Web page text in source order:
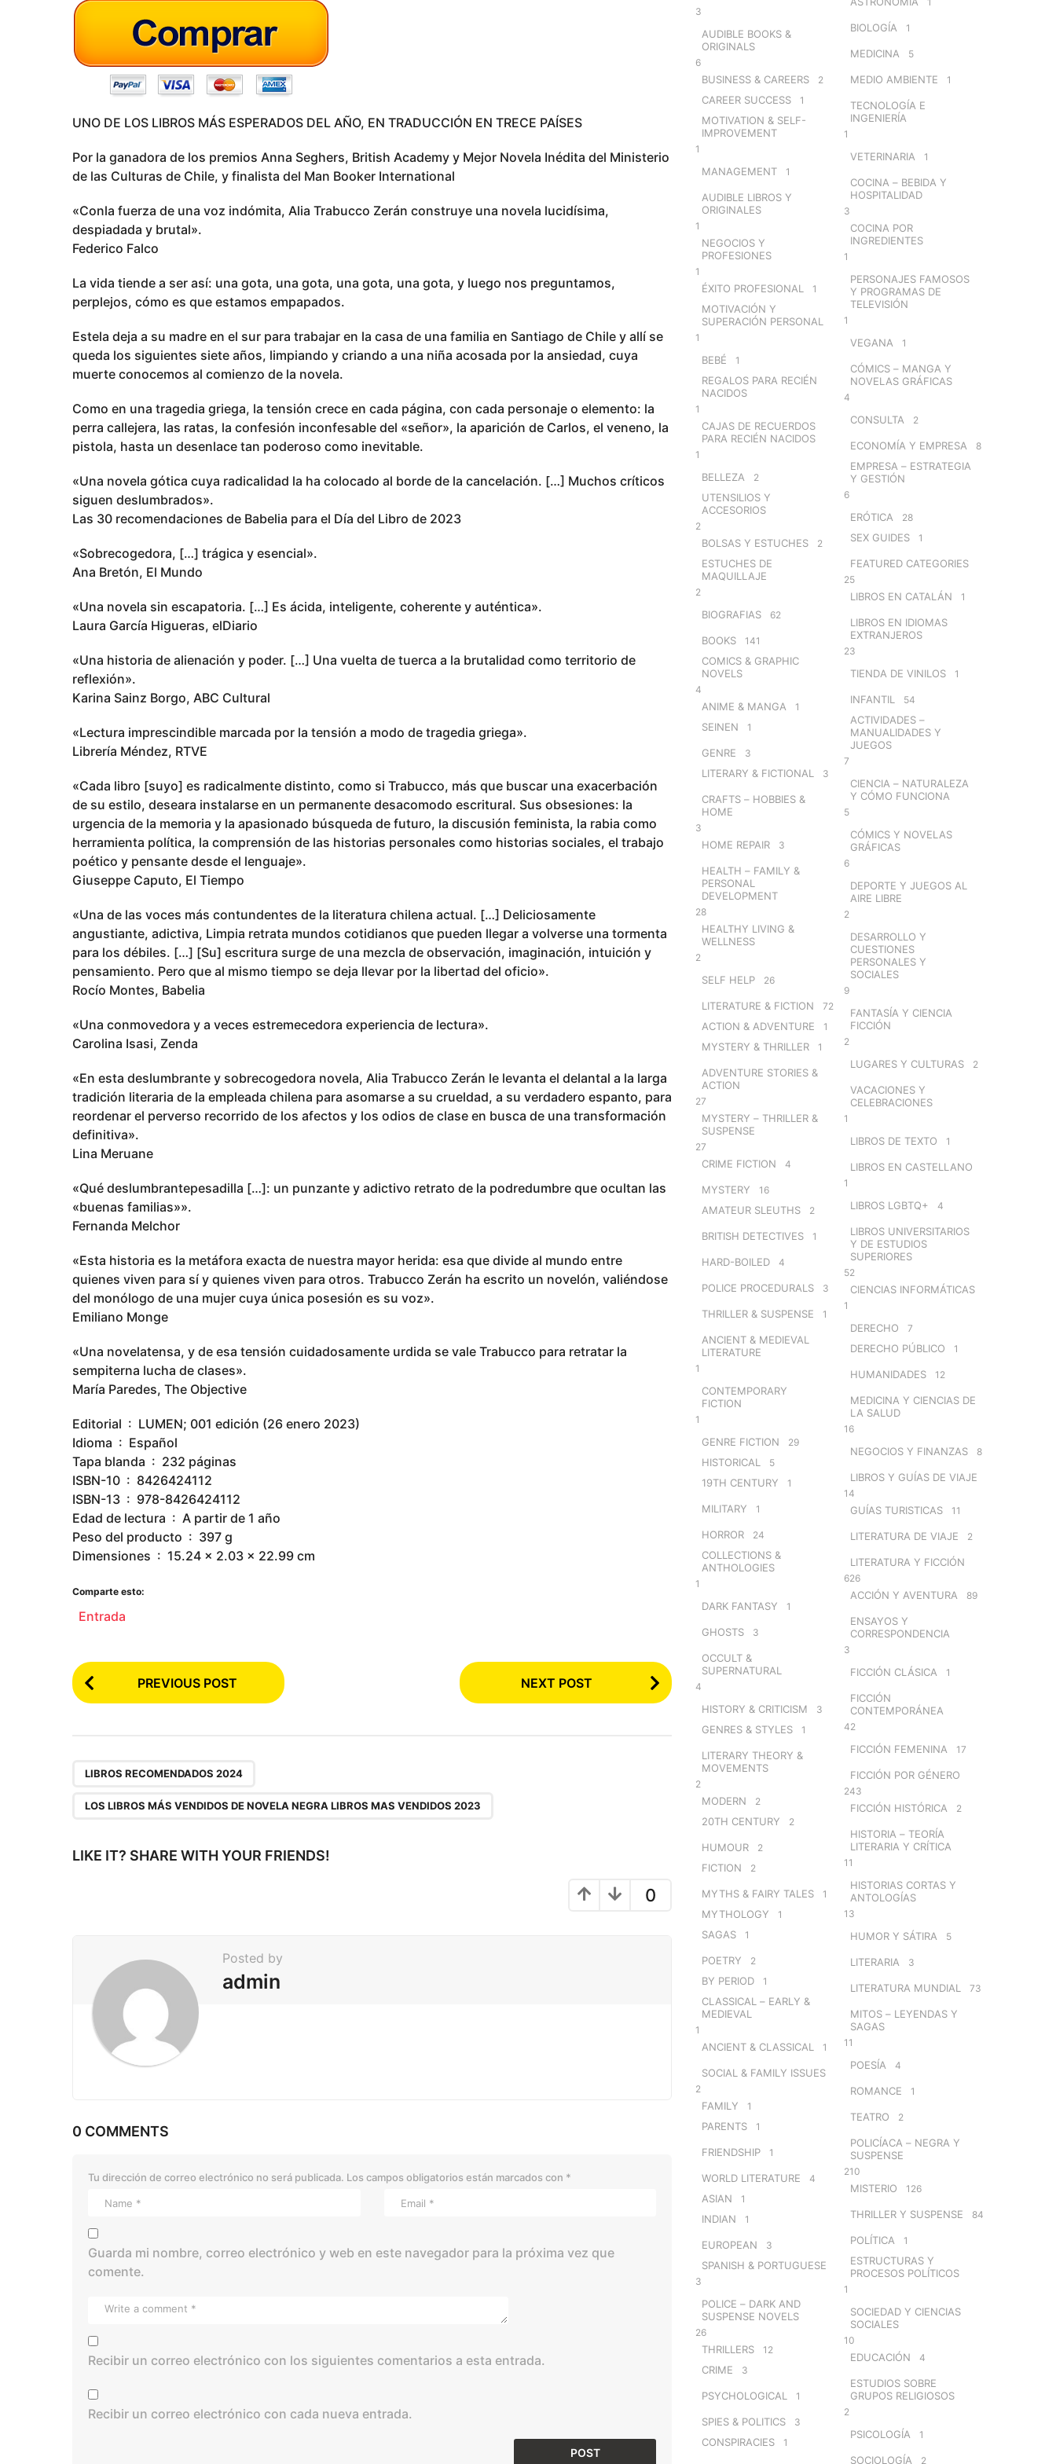
a
o
UNO DE LOS LIBROS MÁS ESPERADOS DEL AÑO, EN TRADUCCIÓN EN TRECE PAÍSES
Por la ganadora de los premios Anna Seghers, British Academy y Mejor Novela Inédita del Ministerio
de las Culturas de Chile, y finalista del Man Booker International
«Conla fuerza de una voz indómita, Alia Trabucco Zerán construye una novela lucidísima,
despiadada y brutal».
Federico Falco
La vida tiende a ser así: una gota, una gota, una gota, una gota, y luego nos preguntamos,
perplejos, cómo es que estamos empapados.
Estela deja a su madre en el sur para trabajar en la casa de una familia en Santiago de Chile y allí se
queda los siguientes siete años, limpiando y criando a una niña acosada por la ansiedad, cuya
muerte conocemos al comienzo de la novela.
Como en una tragedia griega, la tensión crece en cada página, con cada personaje o elemento: la
perra callejera, las ratas, la confesión inconfesable del «señor», la aparición de Carlos, el veneno, la
pistola, hasta un desenlace tan poderoso como inevitable.
«Una novela gótica cuya radicalidad la ha colocado al borde de la cancelación. […] Muchos críticos
siguen deslumbrados».
Las 30 recomendaciones de Babelia para el Día del Libro de 2023
«Sobrecogedora, […] trágica y esencial».
Ana Bretón, El Mundo
«Una novela sin escapatoria. […] Es ácida, inteligente, coherente y auténtica».
Laura García Higueras, elDiario
«Una historia de alienación y poder. […] Una vuelta de tuerca a la brutalidad como territorio de
reflexión».
Karina Sainz Borgo, ABC Cultural
«Lectura imprescindible marcada por la tensión a modo de tragedia griega».
Librería Méndez, RTVE
«Cada libro [suyo] es radicalmente distinto, como si Trabucco, más que buscar una exacerbación
de su estilo, deseara instalarse en un permanente desacomodo escritural. Sus obsesiones: la
urgencia de la memoria y la apasionado búsqueda de futuro, la discusión feminista, la rabia como
herramienta política, la comprensión de las historias personales como historias sociales, el trabajo
poético y pensante desde el lenguaje».
Giuseppe Caputo, El Tiempo
«Una de las voces más contundentes de la literatura chilena actual. […] Deliciosamente
angustiante, adictiva, Limpia retrata mundos cotidianos que pueden llegar a volverse una tormenta
para los débiles. […] [Su] escritura surge de una mezcla de observación, imaginación, intuición y
pensamiento. Pero que al mismo tiempo se deja llevar por la libertad del oficio».
Rocío Montes, Babelia
«Una conmovedora y a veces estremecedora experiencia de lectura».
Carolina Isasi, Zenda
«En esta deslumbrante y sobrecogedora novela, Alia Trabucco Zerán le levanta el delantal a la larga
tradición literaria de la empleada chilena para asomarse a su crueldad, a su verdadero espanto, para
reordenar el perverso recorrido de los afectos y los odios de clase en busca de una transformación
definitiva».
Lina Meruane
«Qué deslumbrantepesadilla […]: un punzante y adictivo retrato de la podredumbre que ocultan las
«buenas familias»».
Fernanda Melchor
«Esta historia es la metáfora exacta de nuestra mayor herida: esa que divide al mundo entre
quienes viven para sí y quienes viven para otros. Trabucco Zerán ha escrito un novelón, valiéndose
del monólogo de una mujer cuya única posesión es su voz».
Emiliano Monge
«Una novelatensa, y de esa tensión cuidadosamente urdida se vale Trabucco para retratar la
sempiterna lucha de clases».
María Paredes, The Objective
Editorial ‏ : ‎ LUMEN; 001 edición (26 enero 2023)
Idioma ‏ : ‎ Español
Tapa blanda ‏ : ‎ 232 páginas
ISBN-10 ‏ : ‎ 8426424112
ISBN-13 ‏ : ‎ 978-8426424112
Edad de lectura ‏ : ‎ A partir de 1 año
Peso del producto ‏ : ‎ 397 g
Dimensiones ‏ : ‎ 15.24 x 2.03 x 22.99 cm
Comparte esto:
Entrada
P
o
P
i
PREVIOUS POST NEXT POST
LIBROS RECOMENDADOS 2024
LOS LIBROS MÁS VENDIDOS DE NOVELA NEGRA LIBROS MAS VENDIDOS 2023
LIKE IT? SHARE WITH YOUR FRIENDS!
0
Posted by
admin
0 COMMENTS
Tu dirección de correo electrónico no será publicada. Los campos obligatorios están marcados con *
Guarda mi nombre, correo electrónico y web en este navegador para la próxima vez que
comente.
Recibir un correo electrónico con los siguientes comentarios a esta entrada.
Recibir un correo electrónico con cada nueva entrada.
3
AUDIBLE BOOKS &
ORIGINALS
6
BUSINESS & CAREERS 2
CAREER SUCCESS 1
MOTIVATION & SELF-
IMPROVEMENT
1
MANAGEMENT 1
AUDIBLE LIBROS Y
ORIGINALES
1
NEGOCIOS Y
PROFESIONES
1
ÉXITO PROFESIONAL 1
MOTIVACIÓN Y
SUPERACIÓN PERSONAL
1
BEBÉ 1
REGALOS PARA RECIÉN
NACIDOS
1
CAJAS DE RECUERDOS
PARA RECIÉN NACIDOS
1
BELLEZA 2
UTENSILIOS Y
ACCESORIOS
2
BOLSAS Y ESTUCHES 2
ESTUCHES DE
MAQUILLAJE
2
BIOGRAFIAS 62
BOOKS 141
COMICS & GRAPHIC
NOVELS
4
ANIME & MANGA 1
SEINEN 1
GENRE 3
LITERARY & FICTIONAL 3
CRAFTS – HOBBIES &
HOME
3
HOME REPAIR 3
HEALTH – FAMILY &
PERSONAL
DEVELOPMENT
28
HEALTHY LIVING &
WELLNESS
2
SELF HELP 26
LITERATURE & FICTION 72
ACTION & ADVENTURE 1
MYSTERY & THRILLER 1
ADVENTURE STORIES &
ACTION
27
MYSTERY – THRILLER &
SUSPENSE
27
CRIME FICTION 4
MYSTERY 16
AMATEUR SLEUTHS 2
BRITISH DETECTIVES 1
HARD-BOILED 4
POLICE PROCEDURALS 3
THRILLER & SUSPENSE 1
ANCIENT & MEDIEVAL
LITERATURE
1
CONTEMPORARY
FICTION
1
GENRE FICTION 29
HISTORICAL 5
19TH CENTURY 1
MILITARY 1
HORROR 24
COLLECTIONS &
ANTHOLOGIES
1
DARK FANTASY 1
GHOSTS 3
OCCULT &
SUPERNATURAL
4
HISTORY & CRITICISM 3
GENRES & STYLES 1
LITERARY THEORY &
MOVEMENTS
2
MODERN 2
20TH CENTURY 2
HUMOUR 2
FICTION 2
MYTHS & FAIRY TALES 1
MYTHOLOGY 1
SAGAS 1
POETRY 2
BY PERIOD 1
CLASSICAL – EARLY &
MEDIEVAL
1
ANCIENT & CLASSICAL 1
SOCIAL & FAMILY ISSUES
2
FAMILY 1
PARENTS 1
FRIENDSHIP 1
WORLD LITERATURE 4
ASIAN 1
INDIAN 1
EUROPEAN 3
SPANISH & PORTUGUESE
3
POLICE – DARK AND
SUSPENSE NOVELS
26
THRILLERS 12
CRIME 3
PSYCHOLOGICAL 1
SPIES & POLITICS 3
CONSPIRACIES 1
BIOLOGÍA 1
MEDICINA 5
MEDIO AMBIENTE 1
TECNOLOGÍA E
INGENIERÍA
1
VETERINARIA 1
COCINA – BEBIDA Y
HOSPITALIDAD
3
COCINA POR
INGREDIENTES
1
PERSONAJES FAMOSOS
Y PROGRAMAS DE
TELEVISIÓN
1
VEGANA 1
CÓMICS – MANGA Y
NOVELAS GRÁFICAS
4
CONSULTA 2
ECONOMÍA Y EMPRESA 8
EMPRESA – ESTRATEGIA
Y GESTIÓN
6
ERÓTICA 28
SEX GUIDES 1
FEATURED CATEGORIES
25
LIBROS EN CATALÁN 1
LIBROS EN IDIOMAS
EXTRANJEROS
23
TIENDA DE VINILOS 1
INFANTIL 54
ACTIVIDADES –
MANUALIDADES Y
JUEGOS
7
CIENCIA – NATURALEZA
Y CÓMO FUNCIONA
5
CÓMICS Y NOVELAS
GRÁFICAS
6
DEPORTE Y JUEGOS AL
AIRE LIBRE
2
DESARROLLO Y
CUESTIONES
PERSONALES Y
SOCIALES
9
FANTASÍA Y CIENCIA
FICCIÓN
2
LUGARES Y CULTURAS 2
VACACIONES Y
CELEBRACIONES
1
LIBROS DE TEXTO 1
LIBROS EN CASTELLANO
1
LIBROS LGBTQ+ 4
LIBROS UNIVERSITARIOS
Y DE ESTUDIOS
SUPERIORES
52
CIENCIAS INFORMÁTICAS
1
DERECHO 7
DERECHO PÚBLICO 1
HUMANIDADES 12
MEDICINA Y CIENCIAS DE
LA SALUD
16
NEGOCIOS Y FINANZAS 8
LIBROS Y GUÍAS DE VIAJE
14
GUÍAS TURISTICAS 11
LITERATURA DE VIAJE 2
LITERATURA Y FICCIÓN
626
ACCIÓN Y AVENTURA 89
ENSAYOS Y
CORRESPONDENCIA
3
FICCIÓN CLÁSICA 1
FICCIÓN
CONTEMPORÁNEA
42
FICCIÓN FEMENINA 17
FICCIÓN POR GÉNERO
243
FICCIÓN HISTÓRICA 2
HISTORIA – TEORÍA
LITERARIA Y CRÍTICA
11
HISTORIAS CORTAS Y
ANTOLOGÍAS
13
HUMOR Y SÁTIRA 5
LITERARIA 3
LITERATURA MUNDIAL 73
MITOS – LEYENDAS Y
SAGAS
11
POESÍA 4
ROMANCE 1
TEATRO 2
POLICÍACA – NEGRA Y
SUSPENSE
210
MISTERIO 126
THRILLER Y SUSPENSE 84
POLÍTICA 1
ESTRUCTURAS Y
PROCESOS POLÍTICOS
1
SOCIEDAD Y CIENCIAS
SOCIALES
10
EDUCACIÓN 4
ESTUDIOS SOBRE
GRUPOS RELIGIOSOS
2
PSICOLOGÍA 1
SOCIOLOGÍA 2